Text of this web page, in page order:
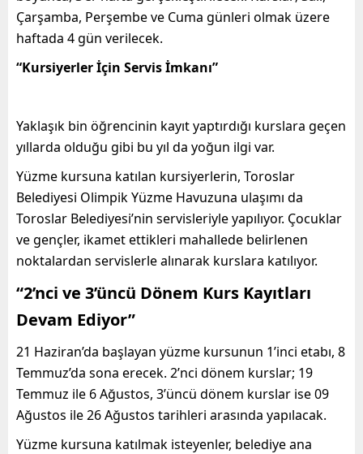
Çarşamba, Perşembe ve Cuma günleri olmak üzere
haftada 4 gün verilecek.
“Kursiyerler İçin Servis İmkanı”
Yaklaşık bin öğrencinin kayıt yaptırdığı kurslara geçen
yıllarda olduğu gibi bu yıl da yoğun ilgi var.
Yüzme kursuna katılan kursiyerlerin, Toroslar
Belediyesi Olimpik Yüzme Havuzuna ulaşımı da
Toroslar Belediyesi’nin servisleriyle yapılıyor. Çocuklar
ve gençler, ikamet ettikleri mahallede belirlenen
noktalardan servislerle alınarak kurslara katılıyor.
“2’nci ve 3’üncü Dönem Kurs Kayıtları
Devam Ediyor”
21 Haziran’da başlayan yüzme kursunun 1’inci etabı, 8
Temmuz’da sona erecek. 2’nci dönem kurslar; 19
Temmuz ile 6 Ağustos, 3’üncü dönem kurslar ise 09
Ağustos ile 26 Ağustos tarihleri arasında yapılacak.
Yüzme kursuna katılmak isteyenler, belediye ana